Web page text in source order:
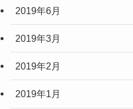
2019年6月
2019年3月
2019年2月
2019年1月